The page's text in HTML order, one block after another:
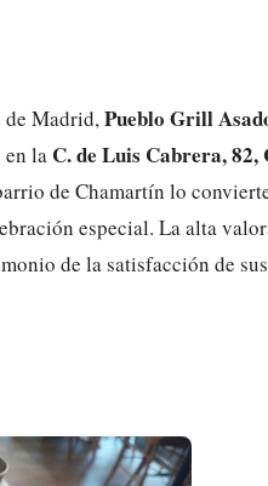
de Madrid,Pueblo Grill
en la C. de Luis Cabrera,
de Chamartín lo
especial. La alta
de la satisfacción de